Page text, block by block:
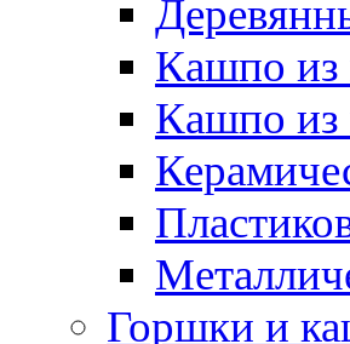
Кашпо из
Кашпо из
Горшки и